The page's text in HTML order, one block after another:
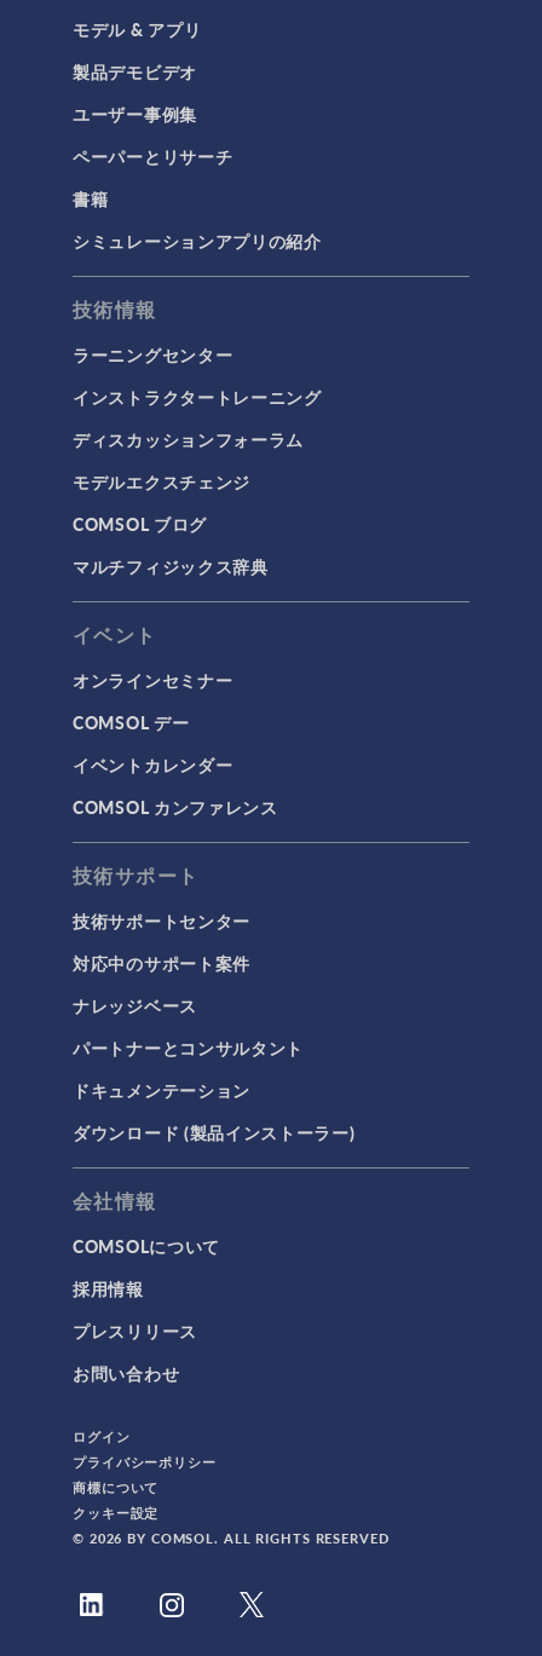
モデル & アプリ
製品デモビデオ
ユーザー事例集
ペーパーとリサーチ
書籍
シミュレーションアプリの紹介
技術情報
ラーニングセンター
インストラクタートレーニング
ディスカッションフォーラム
モデルエクスチェンジ
COMSOL ブログ
マルチフィジックス辞典
イベント
オンラインセミナー
COMSOL デー
イベントカレンダー
COMSOL カンファレンス
技術サポート
技術サポートセンター
対応中のサポート案件
ナレッジベース
パートナーとコンサルタント
ドキュメンテーション
ダウンロード (製品インストーラー)
会社情報
COMSOLについて
採用情報
プレスリリース
お問い合わせ
ログイン
プライバシーポリシー
商標について
クッキー設定
© 2026 BY COMSOL. ALL RIGHTS RESERVED